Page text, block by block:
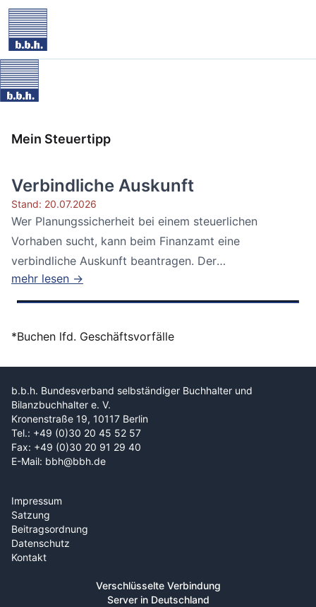
Mein Steuertipp
Verbindliche Auskunft
Stand: 20.07.2026
Wer Planungssicherheit bei einem steuerlichen
Vorhaben sucht, kann beim Finanzamt eine
verbindliche Auskunft beantragen. Der
Bundesfinanzhof...
mehr lesen →
*Buchen lfd. Geschäftsvorfälle
b.b.h. Bundesverband selbständiger Buchhalter und
Bilanzbuchhalter e. V.
Kronenstraße 19, 10117 Berlin
Tel.: +49 (0)30 20 45 52 57
Fax: +49 (0)30 20 91 29 40
E-Mail: bbh@bbh.de
Impressum
Satzung
Beitragsordnung
Datenschutz
Kontakt
Verschlüsselte Verbindung
Server in Deutschland